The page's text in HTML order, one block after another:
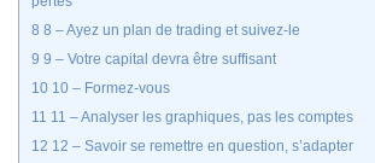
8 8 – Ayez un plan de trading et suivez-le
9 9 – Votre capital devra être suffisant
10 10 – Formez-vous
11 11 – Analyser les graphiques, pas les comptes
12 12 – Savoir se remettre en question, s’adapter